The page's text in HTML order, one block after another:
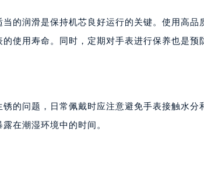
泽区宝洲路729号浦西万达中心写字楼A座7楼
明区都司高架桥路33号亨特国际金融中心14楼
龙区北京路928号同德昆明广场写字楼10层06室
的润滑是保持机芯良好运行的关键。使用高
使用寿命。同时，定期对手表进行保养也是预
锈的问题，日常佩戴时应注意避免手表接触水
在潮湿环境中的时间。